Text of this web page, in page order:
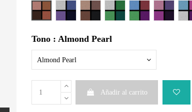
Deadly SinGroundedMust HaveOn Stage
Tono : Almond Pearl
Almond Pearl
Añadir al carrito